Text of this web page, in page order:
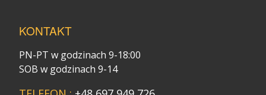
KONTAKT
PN-PT w godzinach 9-18:00
SOB w godzinach 9-14